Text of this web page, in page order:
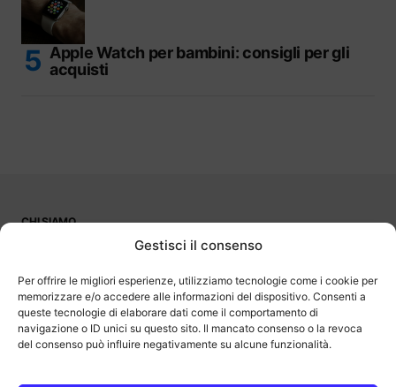
Gestisci il consenso
Per offrire le migliori esperienze, utilizziamo tecnologie come i cookie per
memorizzare e/o accedere alle informazioni del dispositivo. Consenti a
queste tecnologie di elaborare dati come il comportamento di
navigazione o ID unici su questo sito. Il mancato consenso o la revoca
del consenso può influire negativamente su alcune funzionalità.
Apple Watch per bambini: consigli per gli
acquisti
CHI SIAMO
OutOfBit